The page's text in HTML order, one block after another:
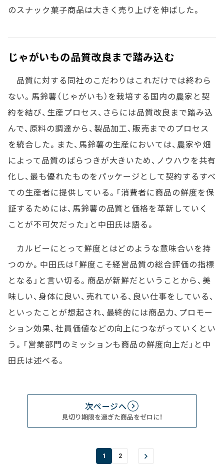
のスナック菓子商品は大きく売り上げを伸ばした。
じゃがいもの品質改良まで踏み込む
品質に対する同社のこだわりはこれだけでは終わら
ない。馬鈴薯（じゃがいも）を栽培する国内の農家と契
約を結び、生産プロセス、さらには品質改良まで踏み込
んで、原料の調達から、製品加工、販売までのプロセス
を統合した。また、馬鈴薯の生産においては、農家や畑
によって品質のばらつきが大きいため、ノウハウを共有
化し、最も優れたものをパッケージとして契約するすべ
ての生産者に提供している。「消費者に商品の鮮度を保
証するためには、馬鈴薯の品質と価格を革新していく
ことが不可欠だった」と中田氏は語る。
カルビーにとって鮮度とはどのような意味合いを持
つのか。中田氏は「鮮度こそ経営品質の総合評価の指標
となる」と言い切る。商品が新鮮だということから、美
味しい、身体に良い、売れている、良い仕事をしている、
といったことが想起され、最終的には商品力、プロモー
ション効果、社員価値などの向上につながっていくとい
う。「営業部門のミッションも商品の鮮度向上だ」と中
田氏は述べる。
次ページへ
見切り期限を過ぎた商品をゼロに！
1 2